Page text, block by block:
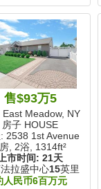
售$93万5
East Meadow, NY
房子 HOUSE
2538 1st Avenue
, 2浴, 1314ft²
上市时间:21天
拉盛中心15英里
人民币6百万元